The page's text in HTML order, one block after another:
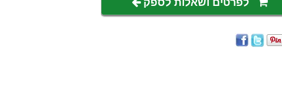
לפרטים ושאלות לספק